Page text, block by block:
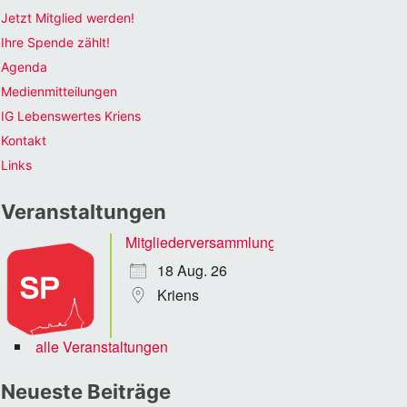
Jetzt Mitglied werden!
Ihre Spende zählt!
Agenda
Medienmitteilungen
IG Lebenswertes Kriens
Kontakt
Links
Veranstaltungen
Mitgliederversammlung
18 Aug. 26
Kriens
alle Veranstaltungen
Neueste Beiträge